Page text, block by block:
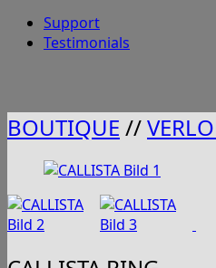
Support
Testimonials
BOUTIQUE //